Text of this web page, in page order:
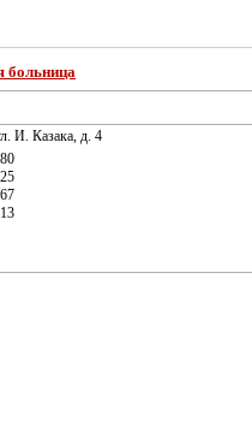
больница
И. Казака, д. 4